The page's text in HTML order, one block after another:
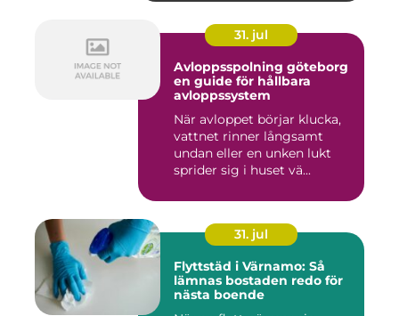
31. jul
Avloppsspolning göteborg
en guide för hållbara
avloppssystem
När avloppet börjar klucka,
vattnet rinner långsamt
undan eller en unken lukt
sprider sig i huset vä...
31. jul
Flyttstäd i Värnamo: Så
lämnas bostaden redo för
nästa boende